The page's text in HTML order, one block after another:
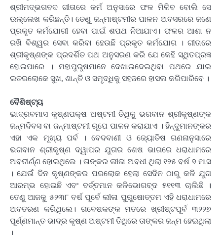
ଶ୍ରୀମଦ୍ଭଗବଦ ଗୀତାରେ କର୍ମ ଅନୁସାରେ ଫଳ ମିଳିବ ବୋଲି ସେ
ଉଲ୍ଲେଖ କରିଛନ୍ତି। ତେଣୁ ଜନ୍ମାଷ୍ଟମୀର ପାଳନ ଅବସରରେ ଜଣେ
ପ୍ରକୃତ କର୍ମଯୋଗୀ ହେବା ପାଇଁ ଶପଥ ନିଆଯାଏ। ଫଳର ଆଶା ନ
ରଖି ବିଶ୍ୱର ସେବା କରିବା ହେଉଛି ପ୍ରକୃତ କର୍ମଯୋଗ । ଗୀତାରେ
ଶ୍ରୀକୃଷ୍ଣଙ୍କ ପ୍ରଦର୍ଶିତ ପଥ ଅନୁସରଣ କରି ଯେ କେହି ସ୍ଥିତପ୍ରଜ୍ଞ
ହୋଇପାରେ । ମହାପୁରୁଷମାନେ ଦେଖାଇଦେଇଥିବା ପଥରେ ଯାଇ
ଇତରଲୋକେ ସୁଖ, ଶାନ୍ତି ଓ ସମୃଦ୍ଧିକୁ ସହଜରେ ହାସଲ କରିପାରିବେ ।
ବୈଶିଷ୍ଟ୍ୟ
ଭାଦ୍ରବମାସ କୃଷ୍ଣପକ୍ଷ ଅଷ୍ଟମୀ ତିଥିକୁ ଭଗବାନ ଶ୍ରୀକୃଷ୍ଣଙ୍କ
ଜନ୍ମଦିବସ ବା ଜନ୍ମାଷ୍ଟମୀ ରୂପେ ପାଳନ କରାଯାଏ । ହିନ୍ଦୁମାନଙ୍କର
ଏହା ଏକ ମୂଖ୍ୟ ପର୍ବ । ବେଦବାଣୀ ଓ ଜ୍ୟୋତିଷ ଗଣନାନୁସାରେ
ଭଗବାନ ଶ୍ରୀକୃଷ୍ଣ ଦ୍ୱାପର ଯୁଗର ଶେଷ ଭାଗରେ ଧରାଧାମରେ
ଅବତୀର୍ଣ୍ଣ ହୋଇଥିଲେ । ତାଙ୍କର ଲୀଳା ଅବଧୀ ଥିଲା ୧୨୫ ବର୍ଷ ୭ ମାସ
। ଯେଉଁ ଦିନ କୃଷ୍ଣଙ୍କର ପରଲୋକ ହେଲା ସେଦିନ ଠାରୁ କଳି ଯୁଗ
ଆରମ୍ଭ ହୋଇଛି ଏବଂ ବର୍ତ୍ତମାନ କଳିଭୋଗବ୍ଦ ୫୧୧୩ ଚାଲିଛି ।
ତେଣୁ ଆଜକୁ ୫୨୩୮ ବର୍ଷ ପୂର୍ବେ ଲୀଳା ପୁରୁଷୋତ୍ତମ ଏହି ଧରାଧାମରେ
ଅବତରଣ କରିଥିଲେ। ଗବେଷକଙ୍କ ମତରେ ଖ୍ରୀଷ୍ଟପୂର୍ବ ୩୨୨୭
ପୂର୍ଣ୍ଣମାନ୍ତ ଭାଦ୍ର କୃଷ୍ଣ ଅଷ୍ଟମୀ ତିଥିରେ ତାଙ୍କର ଜନ୍ମ ହେଇଥିଲା
।